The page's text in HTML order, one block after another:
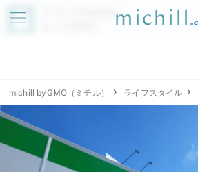
アプリでmichillが
michill byGMO（ミチル） ライフスタイル